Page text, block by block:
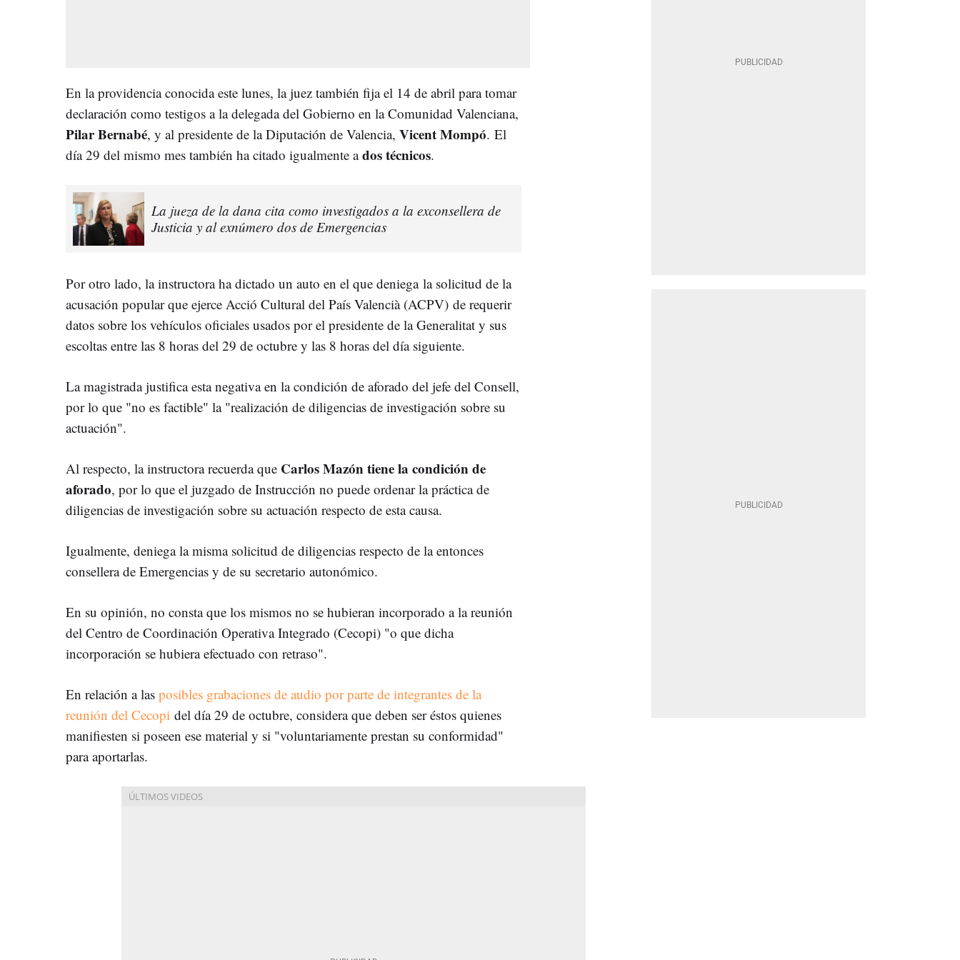
En la providencia conocida este lunes, la juez también fija el 14 de abril para tomar
declaración como testigos a la delegada del Gobierno en la Comunidad Valenciana,
Pilar Bernabé, y al presidente de la Diputación de Valencia, Vicent Mompó. El
día 29 del mismo mes también ha citado igualmente ados técnicos.
La jueza de la dana cita como investigados a la exconsellera de
Justicia y al exnúmero dos de Emergencias
Por otro lado, la instructora ha dictado un auto en el que deniega la solicitud de la
acusación popular que ejerce Acció Cultural del País Valencià (ACPV) de requerir
datos sobre los vehículos oficiales usados por el presidente de la Generalitat y sus
escoltas entre las 8 horas del 29 de octubre y las 8 horas del día siguiente.
La magistrada justifica esta negativa en la condición de aforado del jefe del Consell,
por lo que "no es factible" la "realización de diligencias de investigación sobre su
actuación".
Al respecto, la instructora recuerda que Carlos Mazón tiene la condición de
aforado, por lo que el juzgado de Instrucción no puede ordenar la práctica de
diligencias de investigación sobre su actuación respecto de esta causa.
Igualmente, deniega la misma solicitud de diligencias respecto de la entonces
consellera de Emergencias y de su secretario autonómico.
En su opinión, no consta que los mismos no se hubieran incorporado a la reunión
del Centro de Coordinación Operativa Integrado (Cecopi) "o que dicha
incorporación se hubiera efectuado con retraso".
En relación a las posibles grabaciones de audio por parte de integrantes de la
reunión del Cecopi del día 29 de octubre, considera que deben ser éstos quienes
manifiesten si poseen ese material y si "voluntariamente prestan su conformidad"
para aportarlas.